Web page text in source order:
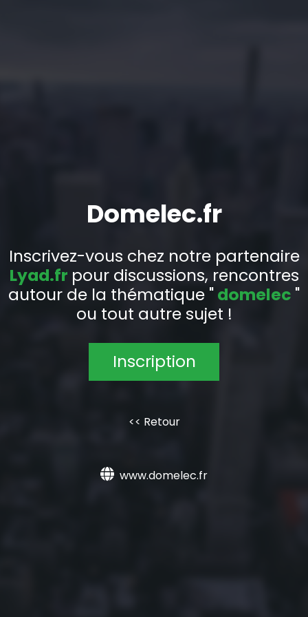
Domelec.fr
Inscrivez-vous chez notre partenaire
Lyad.fr pour discussions, rencontres
autour de la thématique "domelec "
ou tout autre sujet !
Inscription
<< Retour
www.domelec.fr